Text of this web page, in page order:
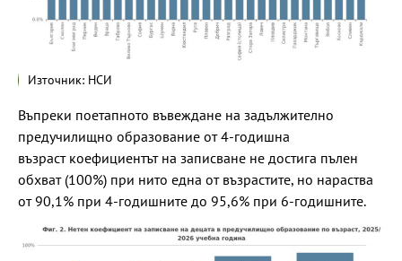
Източник: НСИ
Въпреки поетапното въвеждане на задължително
предучилищно образование от 4-годишна
възраст коефициентът на записване не достига пълен
обхват (100%) при нито една от възрастите, но нараства
от 90,1% при 4-годишните до 95,6% при 6-годишните.